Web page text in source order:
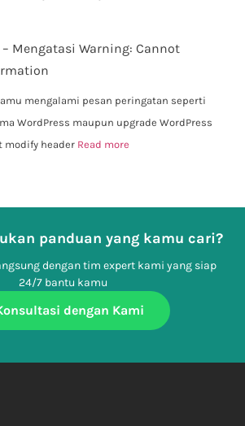
Mengatasi Warning: Cannot
mengalami pesan peringatan seperti
WordPress maupun upgrade WordPress
modify header Read more
panduan yang kamu cari?
dengan tim expert kami yang siap
24/7 bantu kamu
dengan Kami